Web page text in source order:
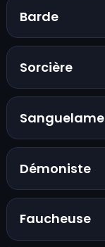
Barde
Sorcière
Sanguelame
Démoniste
Faucheuse